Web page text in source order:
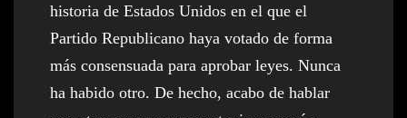
historia de Estados Unidos en el que el
Partido Republicano haya votado de forma
más consensuada para aprobar leyes. Nunca
ha habido otro. De hecho, acabo de hablar